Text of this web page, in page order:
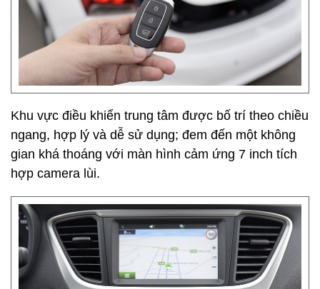
Khu vực điều khiển trung tâm được bố trí theo chiều
ngang, hợp lý và dễ sử dụng; đem đến một không
gian khá thoáng với màn hình cảm ứng 7 inch tích
hợp camera lùi.